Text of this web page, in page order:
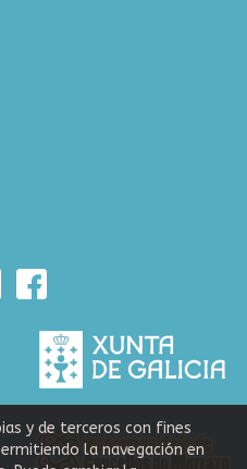
y de terceros con fines
la navegación en